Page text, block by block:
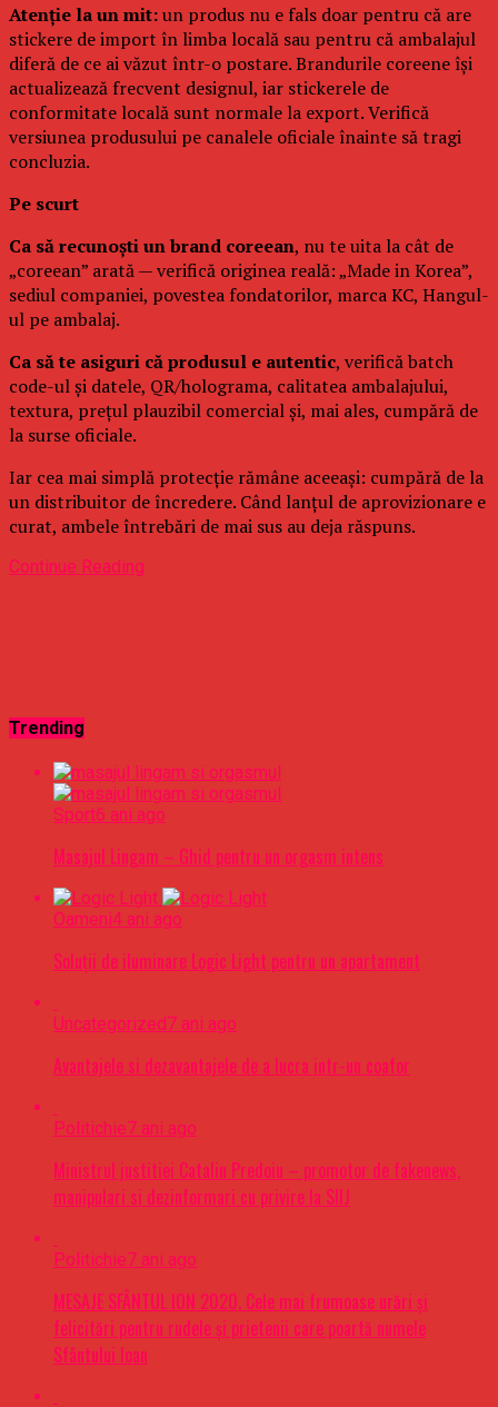
Atenție la un mit:un produs nu e fals doar pentru că are
stickere de import în limba locală sau pentru că ambalajul
diferă de ce ai văzut într-o postare. Brandurile coreene își
actualizează frecvent designul, iar stickerele de
conformitate locală sunt normale la export. Verifică
versiunea produsului pe canalele oficiale înainte să tragi
concluzia.
Pe scurt
Ca să recunoști un brand coreean, nu te uita la cât de
„coreean” arată — verifică originea reală: „Made in Korea”,
sediul companiei, povestea fondatorilor, marca KC, Hangul-
ul pe ambalaj.
Ca să te asiguri că produsul e autentic, verifică batch
code-ul și datele, QR/holograma, calitatea ambalajului,
textura, prețul plauzibil comercial și, mai ales, cumpără de
la surse oficiale.
Iar cea mai simplă protecție rămâne aceeași: cumpără de la
un distribuitor de încredere. Când lanțul de aprovizionare e
curat, ambele întrebări de mai sus au deja răspuns.
Continue Reading
Trending
Sport6 ani ago
Masajul Lingam – Ghid pentru un orgasm intens
Oameni4 ani ago
Soluții de iluminare Logic Light pentru un apartament
Uncategorized7 ani ago
Avantajele si dezavantajele de a lucra intr-un coafor
Politichie7 ani ago
Ministrul justitiei Catalin Predoiu – promotor de fakenews,
manipulari si dezinformari cu privire la SIIJ
Politichie7 ani ago
MESAJE SFÂNTUL ION 2020. Cele mai frumoase urări şi
felicitări pentru rudele şi prietenii care poartă numele
Sfântului Ioan